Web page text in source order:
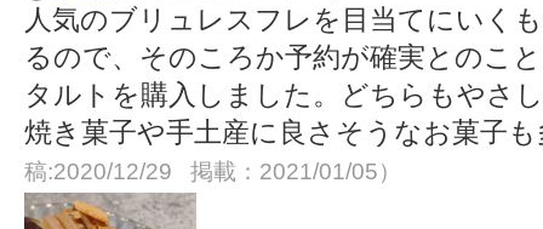
人気のブリュレスフレを目当てにいく
るので、そのころか予約が確実とのこ
タルトを購入しました。どちらもやさ
焼き菓子や手土産に良さそうなお菓子
稿:2020/12/29 掲載：2021/01/05）